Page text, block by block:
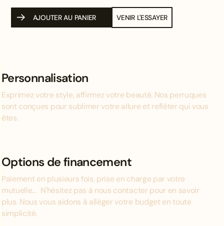
AJOUTER AU PANIER VENIR L'ESSAYER
Personnalisation
Exprimez votre style, affirmez votre beauté. Nos perruques
sont conçues pour sublimer votre allure et refléter qui vous
êtes.
Options de financement
Paiement en plusieurs fois, prise en charge par votre
mutuelle... N'hésitez pas à nous contacter pour en savoir
plus. Nous vous aidons à alléger votre budget en toute
simplicité.